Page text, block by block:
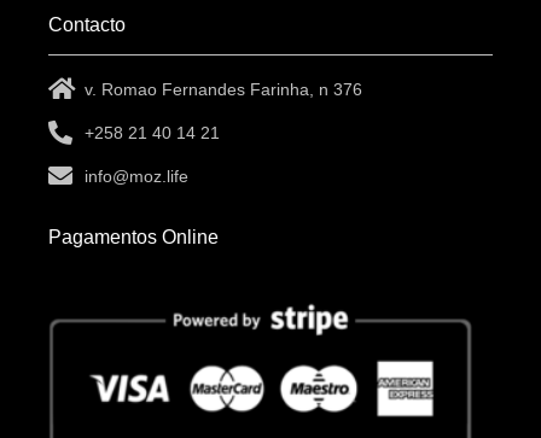
Contacto
v. Romao Fernandes Farinha, n 376
+258 21 40 14 21
info@moz.life
Pagamentos Online